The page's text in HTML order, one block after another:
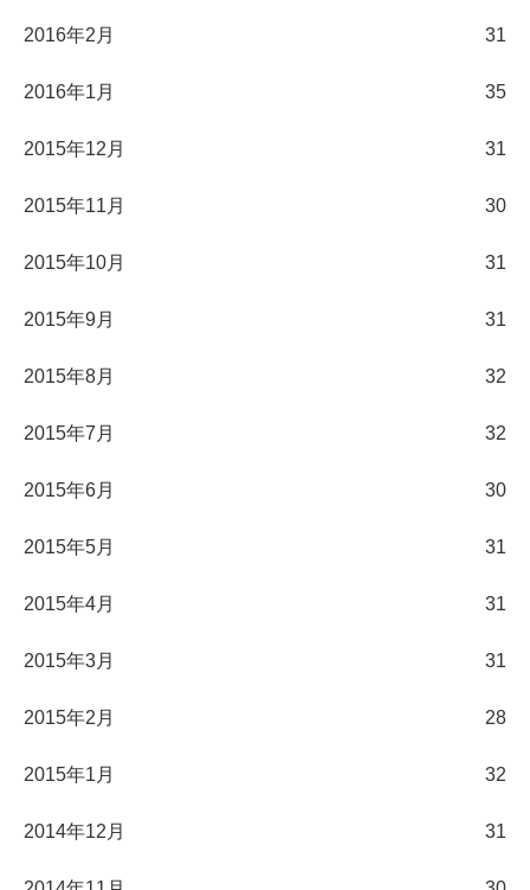
2016年2月 31
2016年1月 35
2015年12月 31
2015年11月 30
2015年10月 31
2015年9月 31
2015年8月 32
2015年7月 32
2015年6月 30
2015年5月 31
2015年4月 31
2015年3月 31
2015年2月 28
2015年1月 32
2014年12月 31